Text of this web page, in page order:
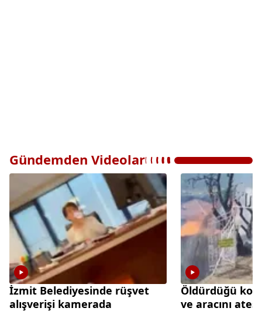
Gündemden Videolar
İzmit Belediyesinde rüşvet
alışverişi kamerada
Öldürdüğü
ve aracını